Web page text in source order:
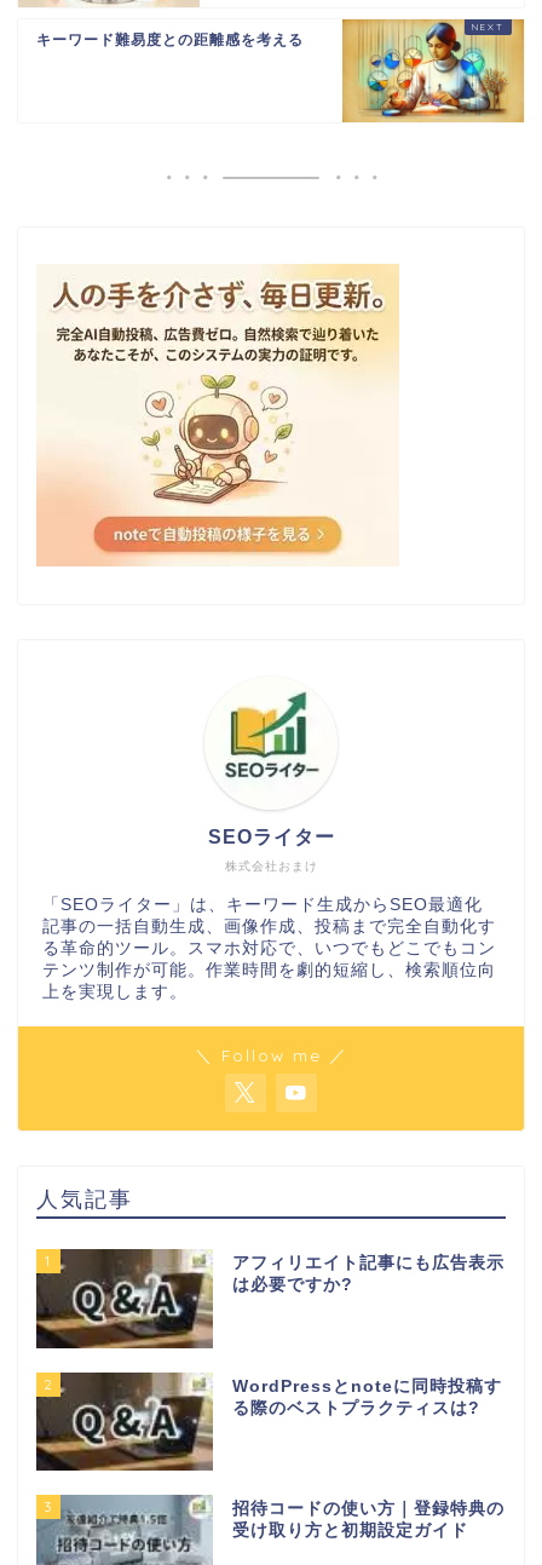
キーワード難易度との距離感を考える
株式会社おまけ
SEOライター
「SEOライター」は、キーワード生成からSEO最適化
記事の一括自動生成、画像作成、投稿まで完全自動化す
る革命的ツール。スマホ対応で、いつでもどこでもコン
テンツ制作が可能。作業時間を劇的短縮し、検索順位向
上を実現します。
＼ Follow me ／
人気記事
1
アフィリエイト記事にも広告表示
は必要ですか?
2
WordPressとnoteに同時投稿す
る際のベストプラクティスは?
3
招待コードの使い方｜登録特典の
受け取り方と初期設定ガイド